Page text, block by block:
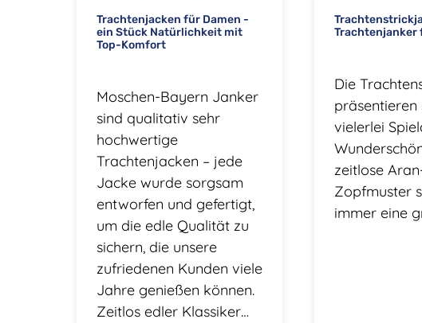
Trachtenjacken für Damen -
ein Stück Natürlichkeit mit
Top-Komfort
Moschen-Bayern Janker
sind qualitativ sehr
hochwertige
Trachtenjacken – jede
Jacke wurde sorgsam
entworfen und gefertigt,
um die edle Qualität zu
sichern, die unsere
zufriedenen Kunden viele
Jahre genießen können.
Zeitlos edler Klassiker…
Trachtenjanker
Die
präsentieren
vielerlei
zeitlose
Zopfmuster
immer eine